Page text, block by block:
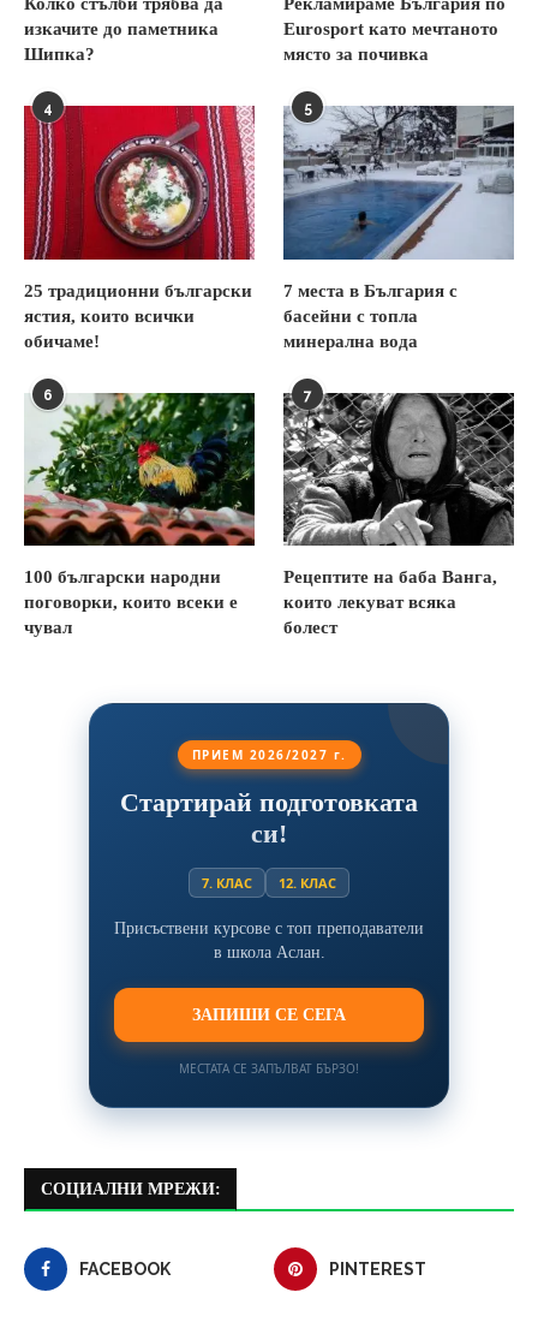
изкачите до паметника
Шипка?
Eurosport като мечтаното
място за почивка
4
25 традиционни български
ястия, които всички
обичаме!
5
7 места в България с
басейни с топла
минерална вода
6
100 български народни
поговорки, които всеки е
чувал
7
Рецептите на баба Ванга,
които лекуват всяка
болест
ПРИЕМ 2026/2027 г.
Стартирай подготовката
си!
7. КЛАС 12. КЛАС
Присъствени курсове с топ преподаватели
в школа Аслан.
ЗАПИШИ СЕ СЕГА
МЕСТАТА СЕ ЗАПЪЛВАТ БЪРЗО!
СОЦИАЛНИ МРЕЖИ:
FACEBOOK PINTEREST